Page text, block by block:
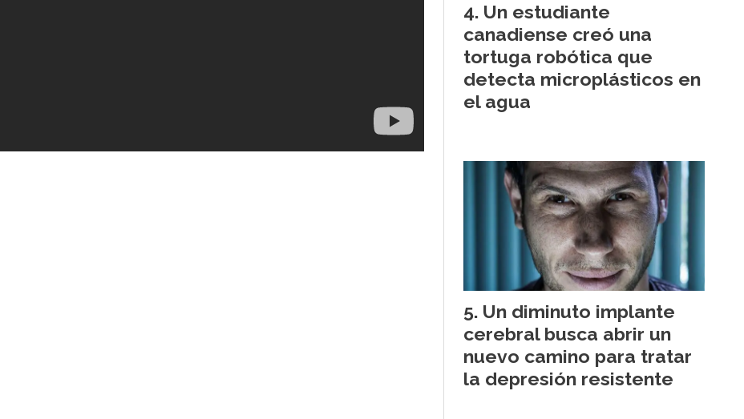
Un estudiante
canadiense creó una
tortuga robótica que
detecta microplásticos en
el agua
Un diminuto implante
cerebral busca abrir un
nuevo camino para tratar
la depresión resistente